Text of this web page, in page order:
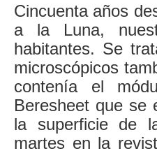
Cincuenta años
a la Luna,
habitantes. Se
microscópicos
contenía el
Beresheet que se
la superficie de
martes en la